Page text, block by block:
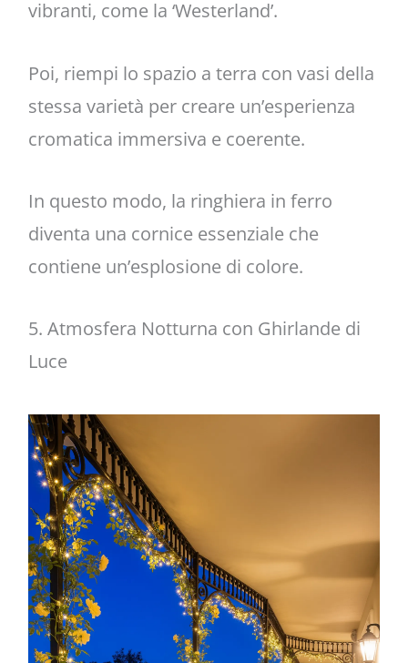
vibranti, come la ‘Westerland’.
Poi, riempi lo spazio a terra con vasi della
stessa varietà per creare un’esperienza
cromatica immersiva e coerente.
In questo modo, la ringhiera in ferro
diventa una cornice essenziale che
contiene un’esplosione di colore.
5. Atmosfera Notturna con Ghirlande di
Luce